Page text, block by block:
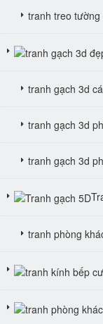
tranh treo
tranh gạch 3d
tranh gạch 3d
tranh gạch 3d
tranh phòng